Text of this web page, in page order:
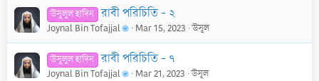
উসূলুল হাদিস রাবী পরিচিতি - ২
Joynal Bin Tofajjal Mar 15, 2023 উসূল
উসূলুল হাদিস রাবী পরিচিতি - ৭
Joynal Bin Tofajjal Mar 21, 2023 উসূল